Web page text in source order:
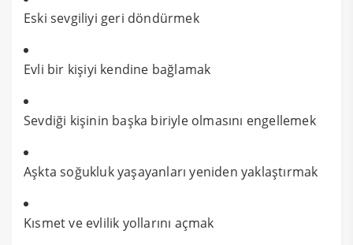
Eski sevgiliyi geri döndürmek
Evli bir kişiyi kendine bağlamak
Sevdiği kişinin başka biriyle olmasını engellemek
Aşkta soğukluk yaşayanları yeniden yaklaştırmak
Kısmet ve evlilik yollarını açmak